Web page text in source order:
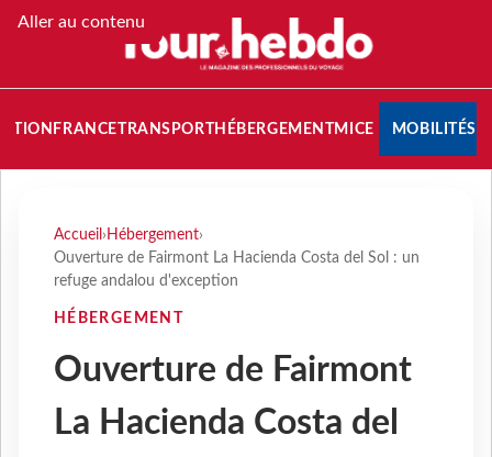
Aller au contenu
FRANCETRANSPORT HÉBERGEMENTMICE MOBILITÉS
Accueil › Hébergement›
Ouverture de Fairmont La Hacienda Costa del Sol : un
refuge andalou d'exception
HÉBERGEMENT
Ouverture de Fairmont
La Hacienda Costa del